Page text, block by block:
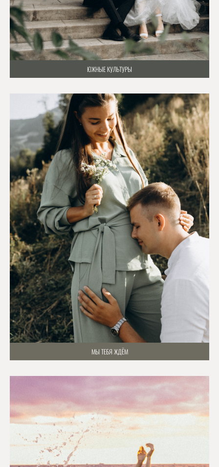
ЮЖНЫЕ КУЛЬТУРЫ
МЫ ТЕБЯ ЖДЁМ